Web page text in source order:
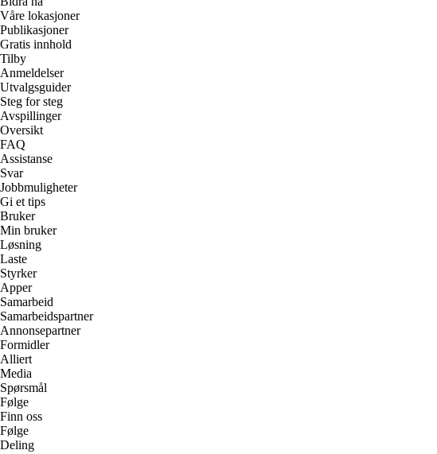
Våre lokasjoner
Publikasjoner
Gratis innhold
Tilby
Anmeldelser
Utvalgsguider
Steg for steg
Avspillinger
Oversikt
FAQ
Assistanse
Svar
Jobbmuligheter
Gi et tips
Bruker
Min bruker
Løsning
Laste
Styrker
Apper
Samarbeid
Samarbeidspartner
Annonsepartner
Formidler
Alliert
Media
Spørsmål
Følge
Finn oss
Følge
Deling